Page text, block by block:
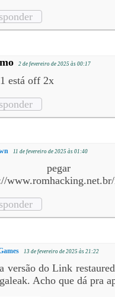
2 de fevereiro de 2025 às 00:17
está off 2x
11 de fevereiro de 2025 às 01:40
pegar
13 de fevereiro de 2025 às 21:22
versão do Link
Acho que dá pra